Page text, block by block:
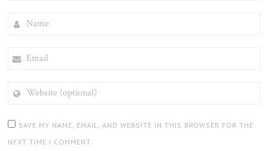
(OPTIONAL)
SAVE MY NAME, EMAIL, AND WEBSITE IN THIS BROWSER FOR THE
NEXT TIME I COMMENT.